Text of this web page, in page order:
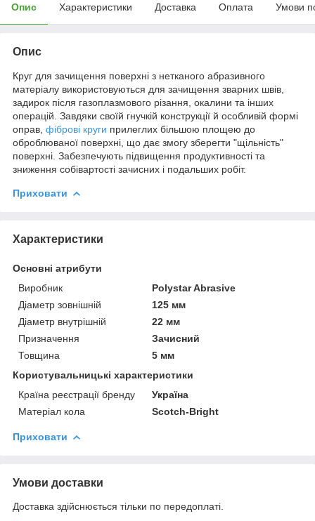
Опис Характеристики Доставка Оплата Умови
Опис
Круг для зачищення поверхні з нетканого абразивного
матеріалу використовуються для зачищення зварних швів,
задирок після газоплазмового різання, окалини та інших
операцій. Завдяки своїй гнучкій конструкції й особливій формі
оправ, фіброві круги прилеглих більшою площею до
оброблюваної поверхні, що дає змогу зберегти "щільність"
поверхні. Забезпечують підвищення продуктивності та
зниження собівартості зачисних і подальших робіт.
Приховати
Характеристики
Основні атрибути
Виробник
Polystar Abrasive
Діаметр зовнішній
125 мм
Діаметр внутрішній
22 мм
Призначення
Зачисний
Товщина
5 мм
Користувальницькі характеристики
Країна реєстрації бренду
Україна
Матеріал кола
Scotch-Bright
Приховати
Умови доставки
Доставка здійснюється тільки по передоплаті.